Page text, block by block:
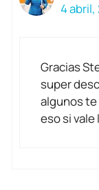
4 abril,
Gracias
super
algunos te
eso si vale